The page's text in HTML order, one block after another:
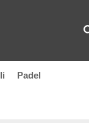
Padel